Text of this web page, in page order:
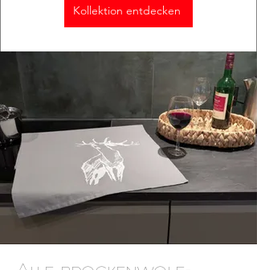
Kollektion entdecken